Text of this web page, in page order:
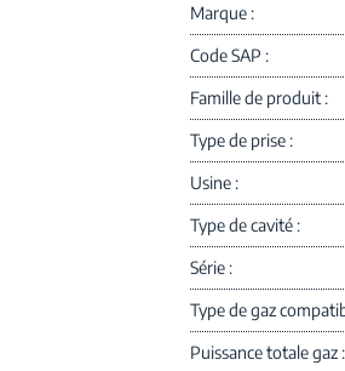
Marque
Code SAP
Famille de produit
Type de prise
Usine
Type de cavité
Série
Type de gaz
Puissance totale gaz